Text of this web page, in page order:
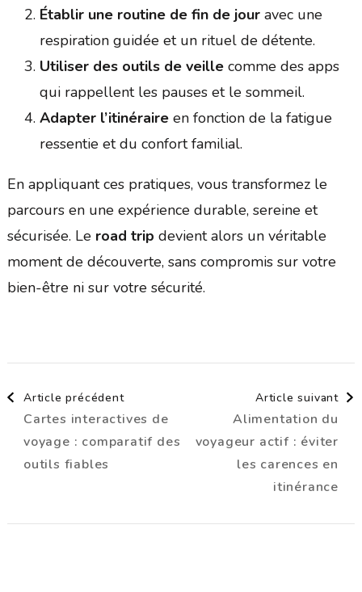
Établir une routine de fin de jouravec une
respiration guidée et un rituel de détente.
Utiliser des outils de veillecomme des apps
qui rappellent les pauses et le sommeil.
Adapter l’itinéraireen fonction de la fatigue
ressentie et du confort familial.
En appliquant ces pratiques, vous transformez le
parcours en une expérience durable, sereine et
sécurisée. Le road trip devient alors un véritable
moment de découverte, sans compromis sur votre
bien-être ni sur votre sécurité.
Navigation
d'article
Article précédent
Cartes interactives de
voyage : comparatif des
outils fiables
Article suivant
Alimentation du
voyageur actif : éviter
les carences en
itinérance